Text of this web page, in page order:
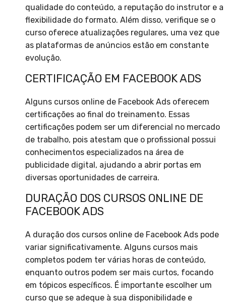
qualidade do conteúdo, a reputação do instrutor e a
flexibilidade do formato. Além disso, verifique se o
curso oferece atualizações regulares, uma vez que
as plataformas de anúncios estão em constante
evolução.
CERTIFICAÇÃO EM FACEBOOK ADS
Alguns cursos online de Facebook Ads oferecem
certificações ao final do treinamento. Essas
certificações podem ser um diferencial no mercado
de trabalho, pois atestam que o profissional possui
conhecimentos especializados na área de
publicidade digital, ajudando a abrir portas em
diversas oportunidades de carreira.
DURAÇÃO DOS CURSOS ONLINE DE
FACEBOOK ADS
A duração dos cursos online de Facebook Ads pode
variar significativamente. Alguns cursos mais
completos podem ter várias horas de conteúdo,
enquanto outros podem ser mais curtos, focando
em tópicos específicos. É importante escolher um
curso que se adeque à sua disponibilidade e